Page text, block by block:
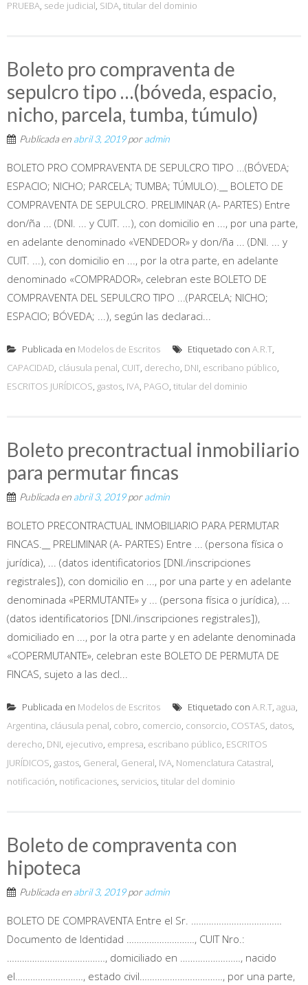
PRUEBA, sede judicial, SIDA, titular del dominio
Boleto pro compraventa de
sepulcro tipo …(bóveda, espacio,
nicho, parcela, tumba, túmulo)
Publicada en abril 3, 2019poradmin
BOLETO PRO COMPRAVENTA DE SEPULCRO TIPO ...(BÓVEDA;
ESPACIO; NICHO; PARCELA; TUMBA; TÚMULO).__ BOLETO DE
COMPRAVENTA DE SEPULCRO. PRELIMINAR (A- PARTES) Entre
don/ña ... (DNI. ... y CUIT. ...), con domicilio en ..., por una parte,
en adelante denominado «VENDEDOR» y don/ña ... (DNI. ... y
CUIT. ...), con domicilio en ..., por la otra parte, en adelante
denominado «COMPRADOR», celebran este BOLETO DE
COMPRAVENTA DEL SEPULCRO TIPO ...(PARCELA; NICHO;
ESPACIO; BÓVEDA; ...), según las declaraci...
Publicada en Modelos de Escritos Etiquetado con A.R.T,
CAPACIDAD, cláusula penal, CUIT, derecho, DNI, escribano público,
ESCRITOS JURÍDICOS, gastos, IVA, PAGO, titular del dominio
Boleto precontractual inmobiliario
para permutar fincas
Publicada en abril 3, 2019poradmin
BOLETO PRECONTRACTUAL INMOBILIARIO PARA PERMUTAR
FINCAS.__ PRELIMINAR (A- PARTES) Entre ... (persona física o
jurídica), ... (datos identificatorios [DNI./inscripciones
registrales]), con domicilio en ..., por una parte y en adelante
denominada «PERMUTANTE» y ... (persona física o jurídica), ...
(datos identificatorios [DNI./inscripciones registrales]),
domiciliado en ..., por la otra parte y en adelante denominada
«COPERMUTANTE», celebran este BOLETO DE PERMUTA DE
FINCAS, sujeto a las decl...
Publicada en Modelos de Escritos Etiquetado con A.R.T, agua,
Argentina, cláusula penal, cobro, comercio, consorcio, COSTAS, datos,
derecho, DNI, ejecutivo, empresa, escribano público, ESCRITOS
JURÍDICOS, gastos, General, General, IVA, Nomenclatura Catastral,
notificación, notificaciones, servicios, titular del dominio
Boleto de compraventa con
hipoteca
Publicada en abril 3, 2019poradmin
BOLETO DE COMPRAVENTA Entre el Sr. ………………………………
Documento de Identidad ………………………, CUIT Nro.:
…………………………………, domiciliado en ……………………, nacido
el………………………, estado civil……………………………, por una parte,